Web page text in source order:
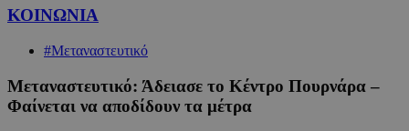
ΚΟΙΝΩΝΙΑ
#Μεταναστευτικό
Μεταναστευτικό: Άδειασε το Κέντρο Πουρνάρα –
Φαίνεται να αποδίδουν τα μέτρα